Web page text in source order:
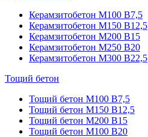
Керамзитобетон М100 В7,5
Керамзитобетон М150 В12,5
Керамзитобетон М200 В15
Керамзитобетон М250 В20
Керамзитобетон М300 В22,5
Тощий бетон
Тощий бетон М100 В7,5
Тощий бетон М150 В12,5
Тощий бетон М200 В15
Тощий бетон М100 В20